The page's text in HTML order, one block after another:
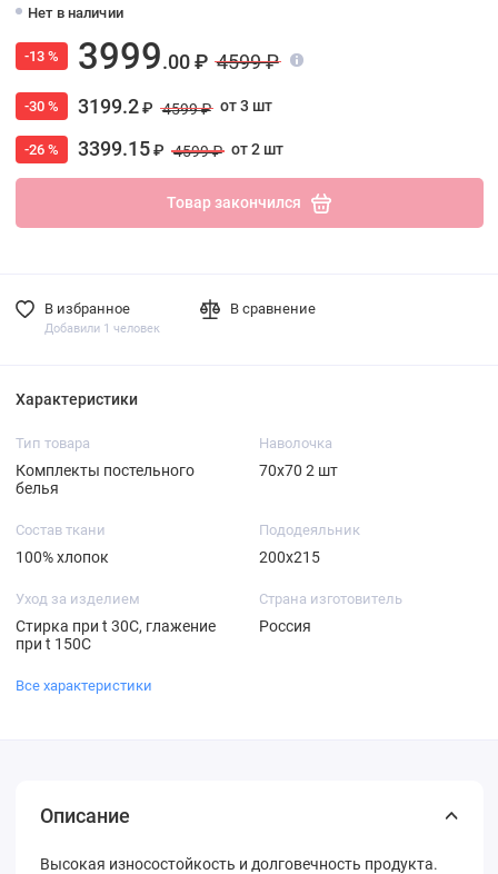
Нет в наличии
-13 % 3999.00 ₽ 4599 ₽
-30 % 3199.2₽ 4599 ₽ от 3 шт
-26 % 3399.15₽ 4599 ₽ от 2 шт
Товар закончился
В избранное
Добавили 1 человек
В сравнение
Характеристики
Тип товара
Комплекты постельного
белья
Наволочка
70х70 2 шт
Состав ткани
100% хлопок
Пододеяльник
200х215
Уход за изделием
Стирка при t 30С, глажение
при t 150С
Страна изготовитель
Россия
Все характеристики
Описание
Высокая износостойкость и долговечность продукта.